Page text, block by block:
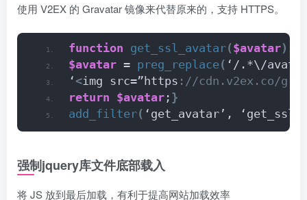
使用 V2EX 的 Gravatar 镜像来代替原来的，支持 HTTPS。
function get_ssl_avatar($avatar)
$avatar = preg_replace( ‘/.*\/
‘ <img src=”https ://cdn.v2ex.co/
return $avatar ; }
add_filter( ‘get_avatar’,
强制jquery库文件底部载入
将 JS 放到最后加载，有利于提高网站加载效率